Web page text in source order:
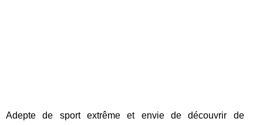
Adepte de sport extrême et envie de découvrir de